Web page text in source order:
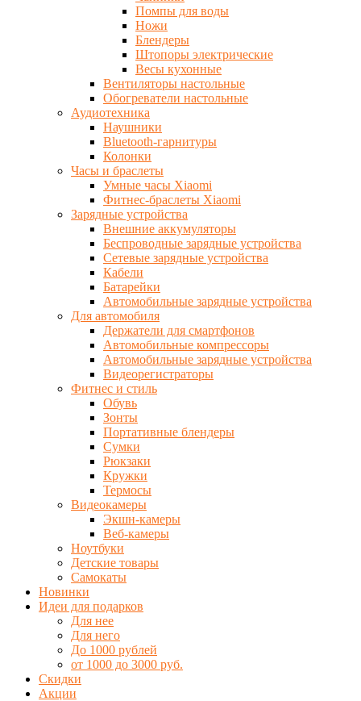
Помпы для воды
Ножи
Блендеры
Штопоры электрические
Весы кухонные
Вентиляторы настольные
Обогреватели настольные
Аудиотехника
Наушники
Bluetooth-гарнитуры
Колонки
Часы и браслеты
Умные часы Xiaomi
Фитнес-браслеты Xiaomi
Зарядные устройства
Внешние аккумуляторы
Беспроводные зарядные устройства
Сетевые зарядные устройства
Кабели
Батарейки
Автомобильные зарядные устройства
Для автомобиля
Держатели для смартфонов
Автомобильные компрессоры
Автомобильные зарядные устройства
Видеорегистраторы
Фитнес и стиль
Обувь
Зонты
Портативные блендеры
Сумки
Рюкзаки
Кружки
Термосы
Видеокамеры
Экшн-камеры
Веб-камеры
Ноутбуки
Детские товары
Самокаты
Новинки
Идеи для подарков
Для нее
Для него
До 1000 рублей
от 1000 до 3000 руб.
Скидки
Акции